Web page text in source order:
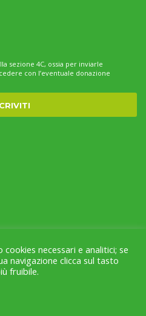
sezione 4C, ossia per inviarle
con l’eventuale donazione
by
necessari e analitici; se
navigazione clicca sul tasto
fruibile.